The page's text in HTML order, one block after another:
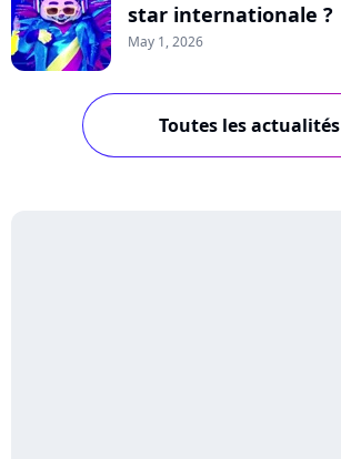
star internationale ?
May 1, 2026
Toutes les actualités